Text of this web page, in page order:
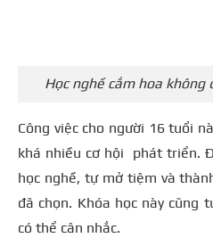
Học nghề cắm hoa
Công việc cho người 16 tuổi
khá nhiều cơ hội phát triển.
học nghề, tự mở tiệm và
đã chọn. Khóa học này cũng
có thể cân nhắc.